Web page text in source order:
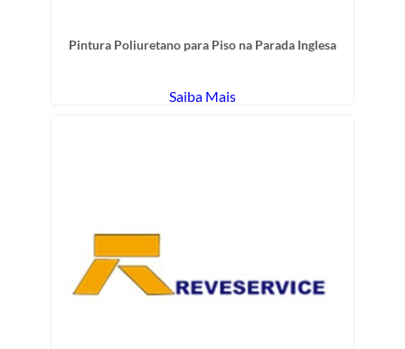
Pintura Poliuretano para Piso na Parada Inglesa
Saiba Mais